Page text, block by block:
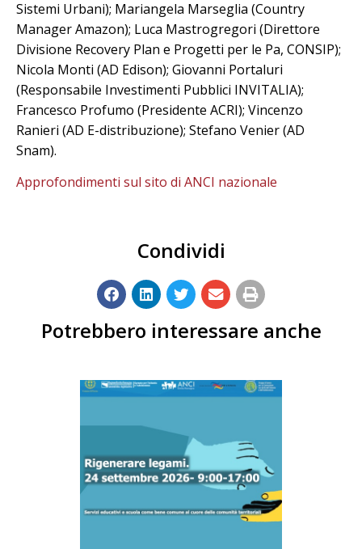
Sistemi Urbani); Mariangela Marseglia (Country
Manager Amazon); Luca Mastrogregori (Direttore
Divisione Recovery Plan e Progetti per le Pa, CONSIP);
Nicola Monti (AD Edison); Giovanni Portaluri
(Responsabile Investimenti Pubblici INVITALIA);
Francesco Profumo (Presidente ACRI); Vincenzo
Ranieri (AD E-distribuzione); Stefano Venier (AD
Snam).
Approfondimenti sul sito di ANCI nazionale
Condividi
Potrebbero interessare anche